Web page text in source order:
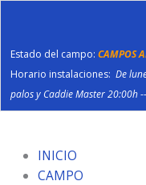
Estado del campo: CAMPOS
Horario instalaciones: De
palos y Caddie Master 20:00h
contenido
INICIO
CAMPO